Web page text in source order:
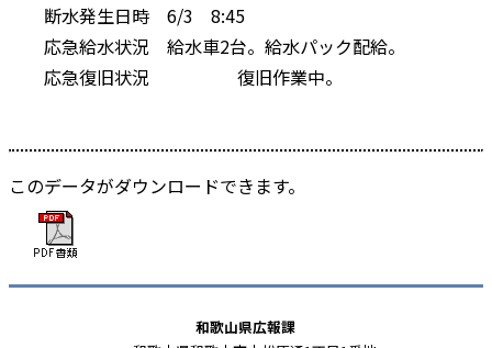
断水発生日時 6/3 8:45
応急給水状況 給水車2台。給水パック配給。
応急復旧状況 復旧作業中。
このデータがダウンロードできます。
和歌山県広報課